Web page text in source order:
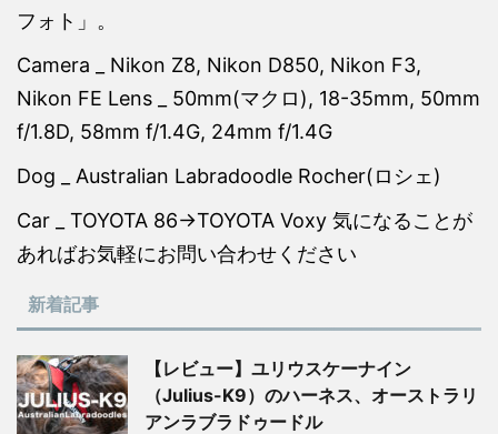
フォト」。
Camera _ Nikon Z8, Nikon D850, Nikon F3,
Nikon FE Lens _ 50mm(マクロ), 18-35mm, 50mm
f/1.8D, 58mm f/1.4G, 24mm f/1.4G
Dog _ Australian Labradoodle Rocher(ロシェ)
Car _ TOYOTA 86→TOYOTA Voxy 気になることが
あればお気軽にお問い合わせください
新着記事
【レビュー】ユリウスケーナイン
（Julius-K9）のハーネス、オーストラリ
アンラブラドゥードル